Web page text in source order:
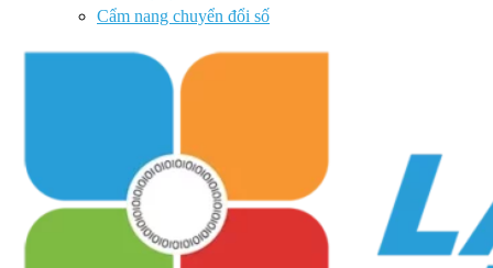
Cẩm nang chuyển đổi số